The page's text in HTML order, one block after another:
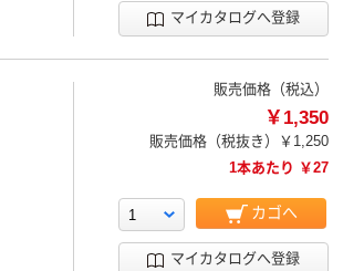
マイカタログへ登録
販売価格（税込）
￥1,350
販売価格（税抜き）
￥1,250
1本あたり ￥27
カゴへ
マイカタログへ登録